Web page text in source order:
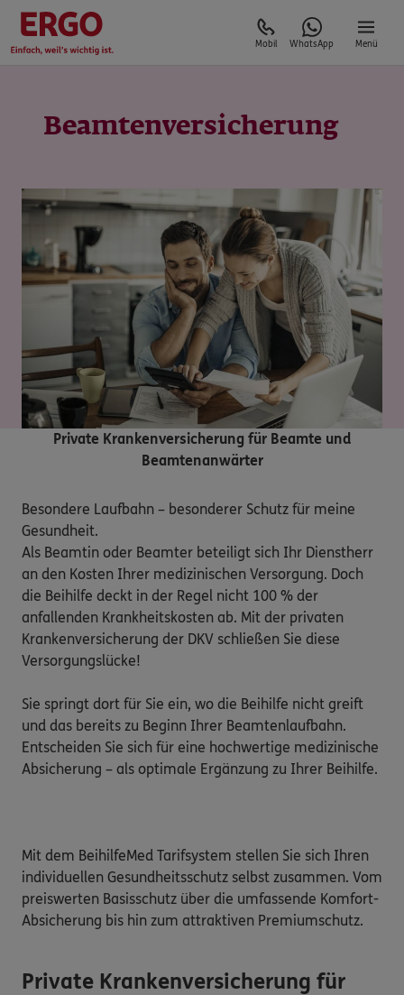
Mobil WhatsApp Menü
Beamtenversicherung
Private Krankenversicherung für Beamte und
Beamtenanwärter
Besondere Laufbahn – besonderer Schutz für meine
Gesundheit.
Als Beamtin oder Beamter beteiligt sich Ihr Dienstherr
an den Kosten Ihrer medizinischen Versorgung. Doch
die Beihilfe deckt in der Regel nicht 100 % der
anfallenden Krankheitskosten ab. Mit der privaten
Krankenversicherung der DKV schließen Sie diese
Versorgungslücke!
Sie springt dort für Sie ein, wo die Beihilfe nicht greift
und das bereits zu Beginn Ihrer Beamtenlaufbahn.
Entscheiden Sie sich für eine hochwertige medizinische
Absicherung – als optimale Ergänzung zu Ihrer Beihilfe.
Mit dem BeihilfeMed Tarifsystem stellen Sie sich Ihren
individuellen Gesundheitsschutz selbst zusammen. Vom
preiswerten Basisschutz über die umfassende Komfort-
Absicherung bis hin zum attraktiven Premiumschutz.
Private Krankenversicherung für